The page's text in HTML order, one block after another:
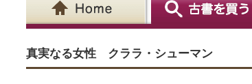
真実なる女性 クララ・シューマン